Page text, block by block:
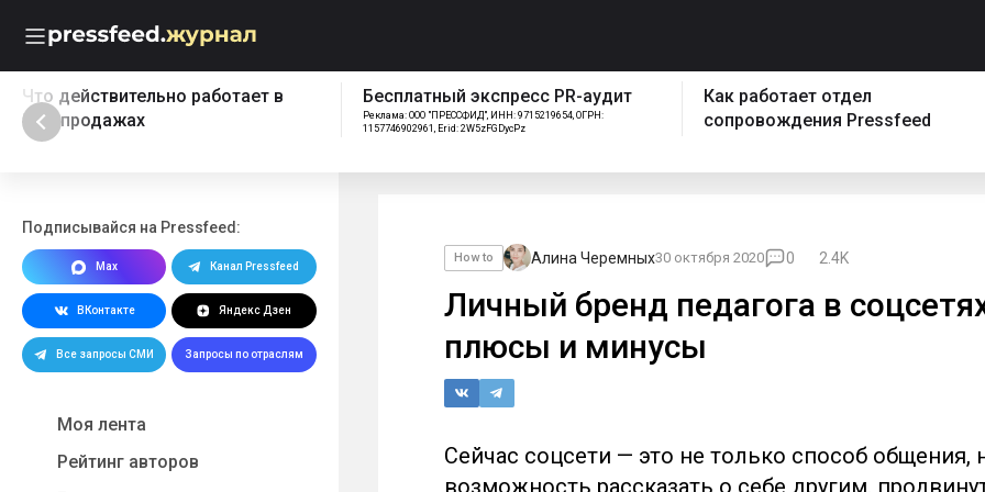
Что действительно работает в
B2B-продажах
Бесплатный экспресс PR-аудит
Реклама: ООО "ПРЕССФИД", ИНН: 9715219654, ОГРН:
1157746902961, Erid: 2W5zFGDycPz
Как работает отдел
сопровождения Pressfeed
Подписывайся на Pressfeed:
Max Канал Pressfeed
ВКонтакте Яндекс Дзен
Все запросы СМИ Запросы по отраслям
Моя лента
Рейтинг авторов
How to Алина Черемных30 октября 2020 0 2.4K
Личный бренд педагога в
плюсы и минусы
Сейчас соцсети — это не только способ общения,
возможность рассказать о себе другим,